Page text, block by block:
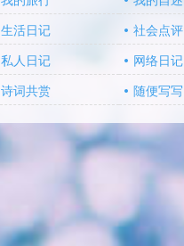
生活日记 社会点评
私人日记 网络日记
诗词共赏 随便写写